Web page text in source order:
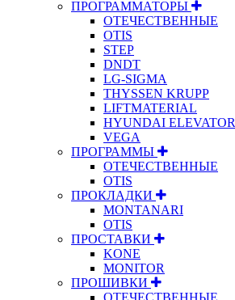
ПРОГРАММАТОРЫ
ОТЕЧЕСТВЕННЫЕ
OTIS
STEP
DNDT
LG-SIGMA
THYSSEN KRUPP
LIFTMATERIAL
HYUNDAI ELEVATOR
VEGA
ПРОГРАММЫ
ОТЕЧЕСТВЕННЫЕ
OTIS
ПРОКЛАДКИ
MONTANARI
OTIS
ПРОСТАВКИ
KONE
MONITOR
ПРОШИВКИ
ОТЕЧЕСТВЕННЫЕ